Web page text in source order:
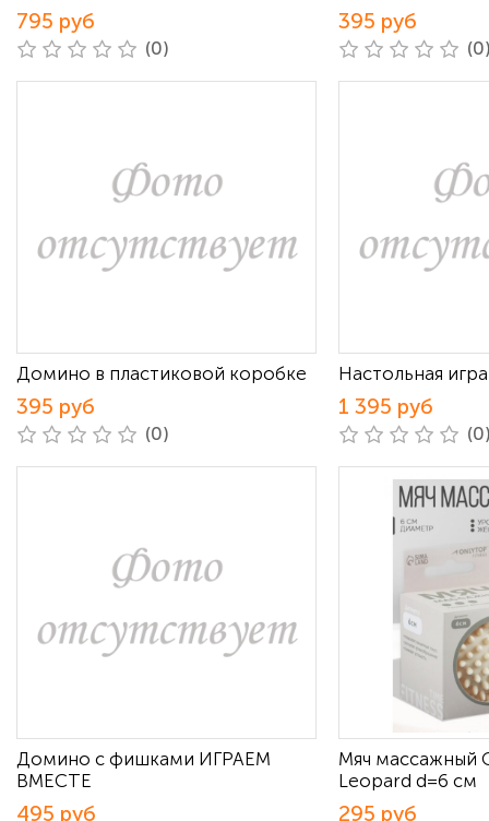
795 руб
(0)
395 руб
Домино в пластиковой коробке
395 руб
(0)
Настольная
1 395 руб
Домино с фишками ИГРАЕМ
ВМЕСТЕ
495 руб
Мяч массажный
Leopard d=6 см
295 руб